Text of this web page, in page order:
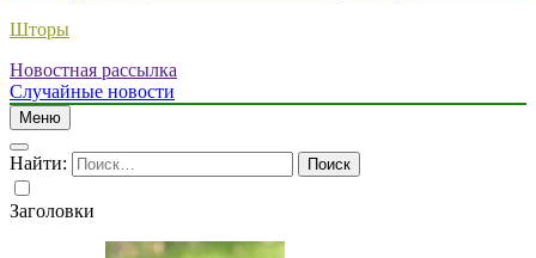
Шторы
Новостная рассылка
Случайные новости
Меню
Найти:
Заголовки